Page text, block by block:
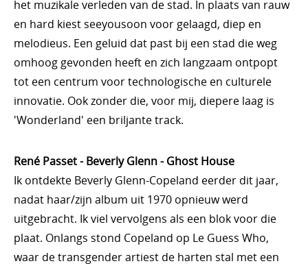
het muzikale verleden van de stad. In plaats van rauw
en hard kiest seeyousoon voor gelaagd, diep en
melodieus. Een geluid dat past bij een stad die weg
omhoog gevonden heeft en zich langzaam ontpopt
tot een centrum voor technologische en culturele
innovatie. Ook zonder die, voor mij, diepere laag is
'Wonderland' een briljante track.
René Passet - Beverly Glenn - Ghost House
Ik ontdekte Beverly Glenn-Copeland eerder dit jaar,
nadat haar/zijn album uit 1970 opnieuw werd
uitgebracht. Ik viel vervolgens als een blok voor die
plaat. Onlangs stond Copeland op Le Guess Who,
waar de transgender artiest de harten stal met een